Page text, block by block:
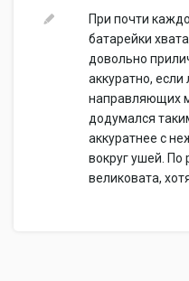
При почти
батарейки
довольно
аккуратно, если
направляющих
додумался
аккуратнее с
вокруг ушей.
великовата,